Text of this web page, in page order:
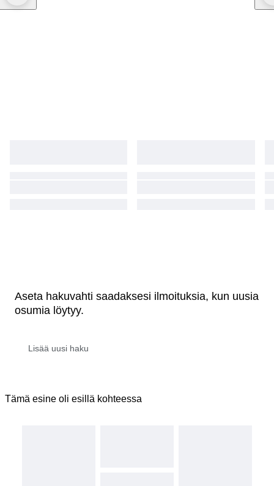
Aseta hakuvahti saadaksesi ilmoituksia, kun uusia
osumia löytyy.
Tämä esine oli esillä kohteessa